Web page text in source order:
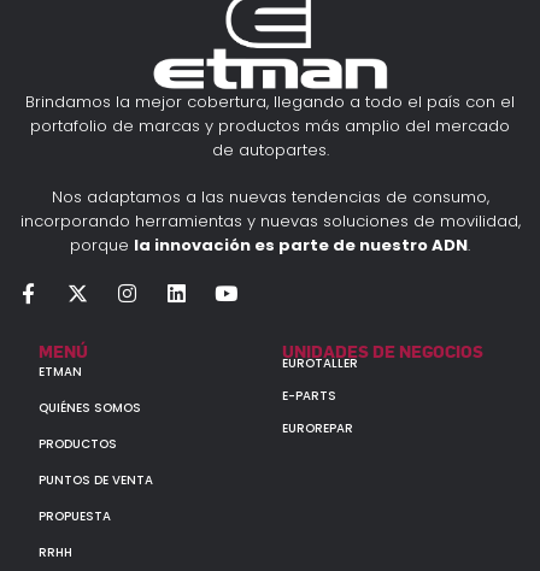
Brindamos la mejor cobertura, llegando a todo el país con el
portafolio de marcas y productos más amplio del mercado
de autopartes.
Nos adaptamos a las nuevas tendencias de consumo,
incorporando herramientas y nuevas soluciones de movilidad,
porque la innovación es parte de nuestro ADN.
MENÚ
ETMAN
QUIÉNES SOMOS
PRODUCTOS
PUNTOS DE VENTA
PROPUESTA
RRHH
UNIDADES DE NEGOCIOS
EUROTALLER
E-PARTS
EUROREPAR